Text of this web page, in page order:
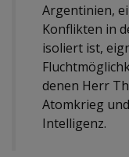
Argentinien,
Konflikten in
isoliert ist,
denen Herr
Atomkrieg
Intelligenz.